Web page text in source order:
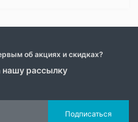
об акциях и скидках?
рассылку
Подписаться